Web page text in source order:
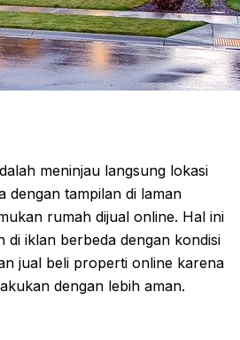
meninjau langsung lokasi
dengan tampilan di laman
rumah dijual online. Hal ini
iklan berbeda dengan kondisi
jual beli properti online karena
dengan lebih aman.